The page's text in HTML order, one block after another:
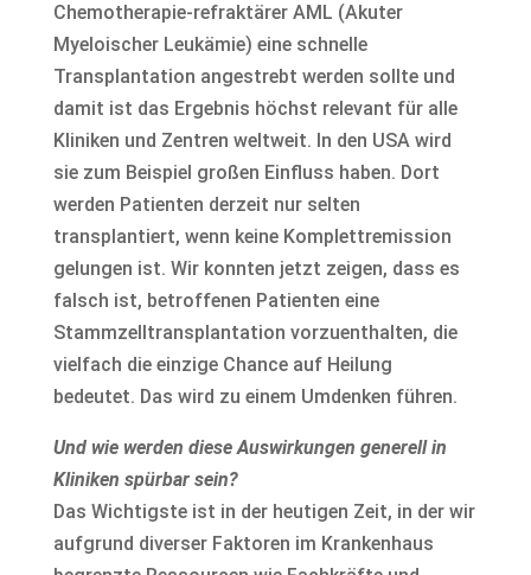
Chemotherapie-refraktärer AML (Akuter
Myeloischer Leukämie) eine schnelle
Transplantation angestrebt werden sollte und
damit ist das Ergebnis höchst relevant für alle
Kliniken und Zentren weltweit. In den USA wird
sie zum Beispiel großen Einfluss haben. Dort
werden Patienten derzeit nur selten
transplantiert, wenn keine Komplettremission
gelungen ist. Wir konnten jetzt zeigen, dass es
falsch ist, betroffenen Patienten eine
Stammzelltransplantation vorzuenthalten, die
vielfach die einzige Chance auf Heilung
bedeutet. Das wird zu einem Umdenken führen.
Und wie werden diese Auswirkungen generell in
Kliniken spürbar sein?
Das Wichtigste ist in der heutigen Zeit, in der wir
aufgrund diverser Faktoren im Krankenhaus